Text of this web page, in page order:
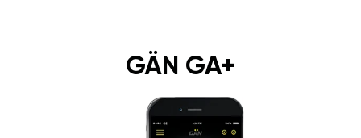
GÄN GA+